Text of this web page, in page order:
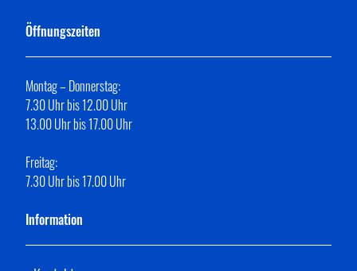
Öffnungszeiten
Montag – Donnerstag:
7.30 Uhr bis 12.00 Uhr
13.00 Uhr bis 17.00 Uhr
Freitag:
7.30 Uhr bis 17.00 Uhr
Information